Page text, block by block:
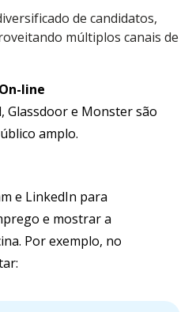
de candidatos,
múltiplos canais de
line
Glassdoor e Monster são
amplo.
e LinkedIn para
e mostrar a
Por exemplo, no